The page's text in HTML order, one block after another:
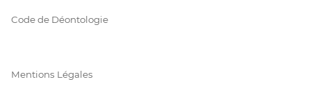
Code de Déontologie
Mentions Légales